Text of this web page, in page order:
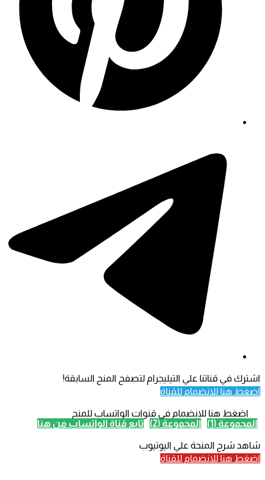
اشترك في قناتنا علي التيليجرام لتصفح المنح السابقة!
اضغط هنا للانضمام للقناة
اضغط هنا للانضمام في قنوات الواتساب للمنح
المجموعة (1)
المجموعة (2) تابع قناة الواتساب من هنا
شاهد شرح المنحة علي اليوتيوب
اضغط هنا للانضمام للقناة